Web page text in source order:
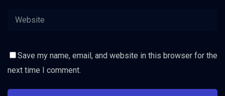
Save my name, email, and website in this browser for the
next time I comment.